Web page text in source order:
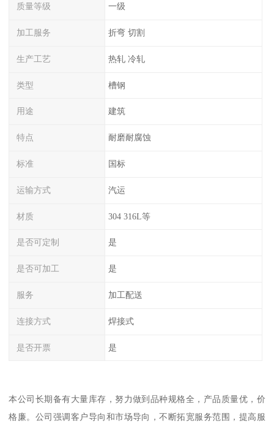
质量等级 一级
加工服务 折弯 切割
生产工艺 热轧 冷轧
类型 槽钢
用途 建筑
特点 耐磨耐腐蚀
标准 国标
运输方式 汽运
材质 304 316L等
是否可定制 是
是否可加工 是
服务 加工配送
连接方式 焊接式
是否开票 是
本公司长期备有大量库存，努力做到品种规格全，产品质量优，价
格廉。公司强调客户导向和市场导向，不断拓宽服务范围，提高服